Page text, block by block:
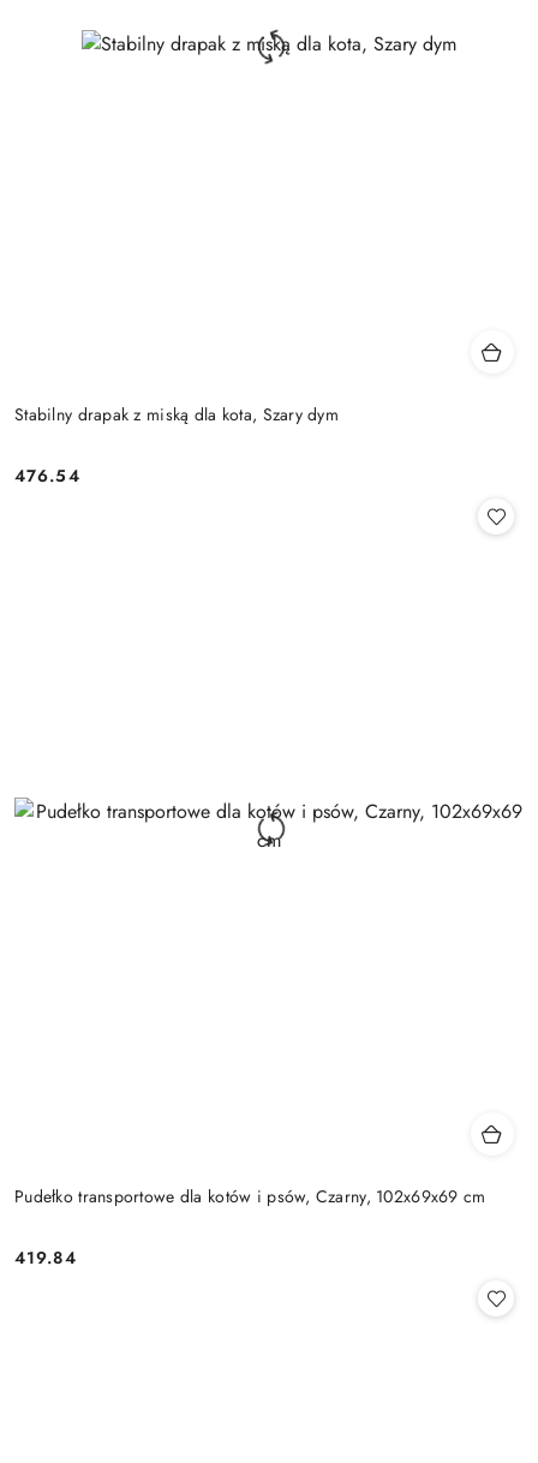
Stabilny drapak z miską dla kota, Szary dym
Cena:
476.54
Pudełko transportowe dla kotów i psów, Czarny, 102x69x69 cm
Cena:
419.84